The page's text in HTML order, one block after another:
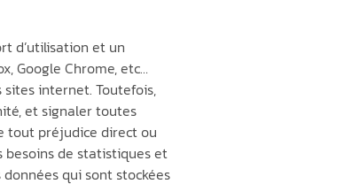
d’utilisation et un
Google Chrome, etc…
internet. Toutefois,
et signaler toutes
tout préjudice direct ou
besoins de statistiques et
qui sont stockées